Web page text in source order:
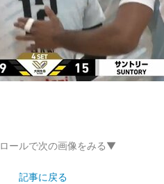
ールで次の画像をみる▼
記事に戻る